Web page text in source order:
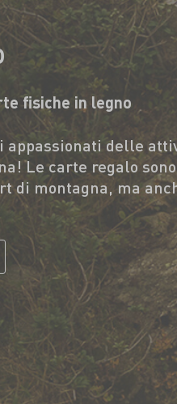
fisiche in legno
delle
Le carte regalo
di montagna, ma